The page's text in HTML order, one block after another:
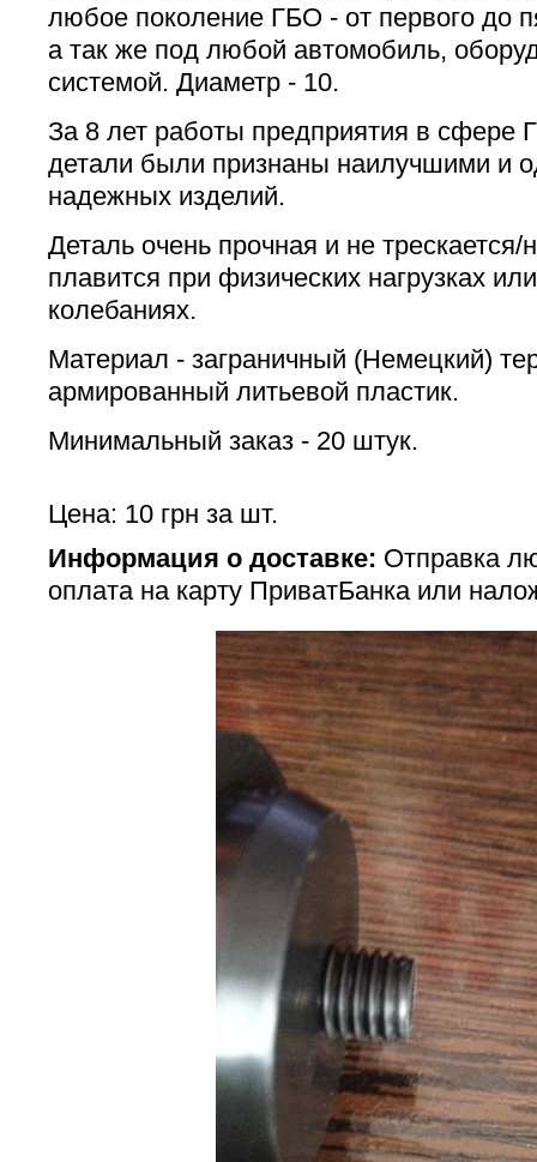
любое поколение ГБО - от первого до
а так же под любой автомобиль,
системой. Диаметр - 10.
За 8 лет работы предприятия в сфере
детали были признаны наилучшими и
надежных изделий.
Деталь очень прочная и не трескается/
плавится при физических нагрузках
колебаниях.
Материал - заграничный (Немецкий)
армированный литьевой пластик.
Минимальный заказ - 20 штук.
Цена: 10 грн за шт.
Информация о доставке: Отправка
оплата на карту ПриватБанка или